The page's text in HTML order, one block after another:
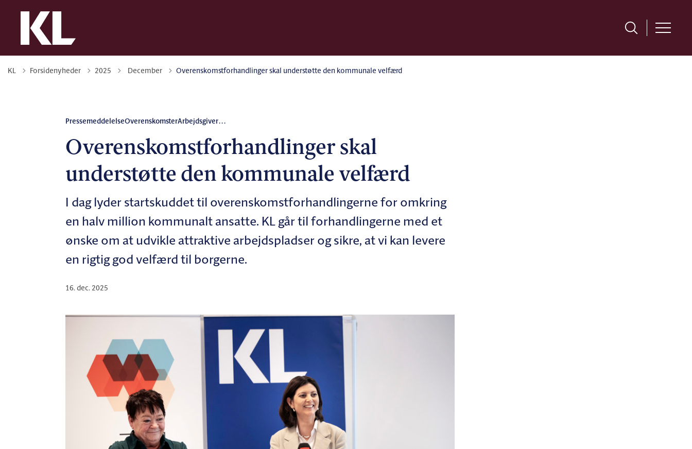
KL Forsidenyheder 2025 Tilbage til
December Overenskomstforhandlinger skal understøtte den kommunale velfærd
PressemeddelelseOverenskomsterArbejdsgiver...
Overenskomstforhandlinger skal
understøtte den kommunale velfærd
I dag lyder startskuddet til overenskomstforhandlingerne for omkring
en halv million kommunalt ansatte. KL går til forhandlingerne med et
ønske om at udvikle attraktive arbejdspladser og sikre, at vi kan levere
en rigtig god velfærd til borgerne.
16. dec. 2025